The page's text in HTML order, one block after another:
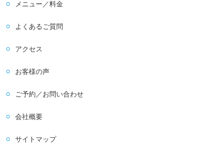
メニュー／料金
よくあるご質問
アクセス
お客様の声
ご予約／お問い合わせ
会社概要
サイトマップ